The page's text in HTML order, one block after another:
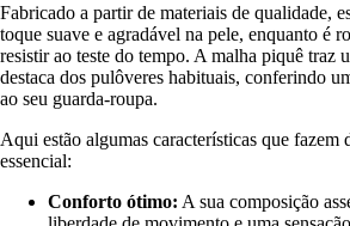
Fabricado a partir de materiais de qualidade,
toque suave e agradável na pele, enquanto é
resistir ao teste do tempo. A malha piquê traz
destaca dos pulôveres habituais, conferindo
ao seu guarda-roupa.
Aqui estão algumas características que fazem
essencial:
Conforto ótimo: A sua composição